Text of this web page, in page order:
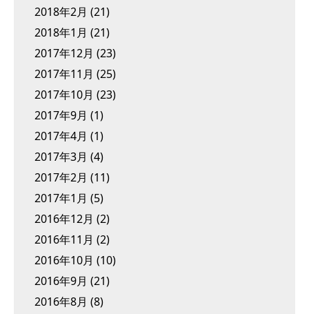
2018年2月 (21)
2018年1月 (21)
2017年12月 (23)
2017年11月 (25)
2017年10月 (23)
2017年9月 (1)
2017年4月 (1)
2017年3月 (4)
2017年2月 (11)
2017年1月 (5)
2016年12月 (2)
2016年11月 (2)
2016年10月 (10)
2016年9月 (21)
2016年8月 (8)